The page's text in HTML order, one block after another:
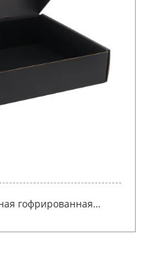
гофрированная
транспортная